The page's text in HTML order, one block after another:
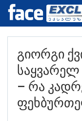
Გიორგი
– Რა